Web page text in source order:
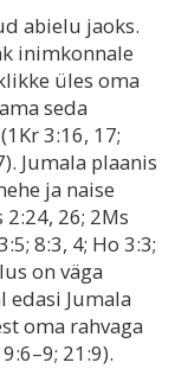
abielu jaoks.
inimkonnale
üles oma
seda
3:16, 17;
Jumala plaanis
ja naise
26; 2Ms
8:3, 4; Ho 3:3;
on väga
edasi Jumala
oma rahvaga
21:9).